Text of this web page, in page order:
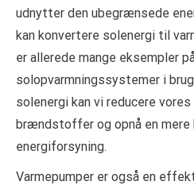
udnytter den ubegrænsede
kan konvertere solenergi til
er allerede mange eksempler
solopvarmningssystemer i
solenergi kan vi reducere
brændstoffer og opnå en
energiforsyning.
Varmepumper er også en